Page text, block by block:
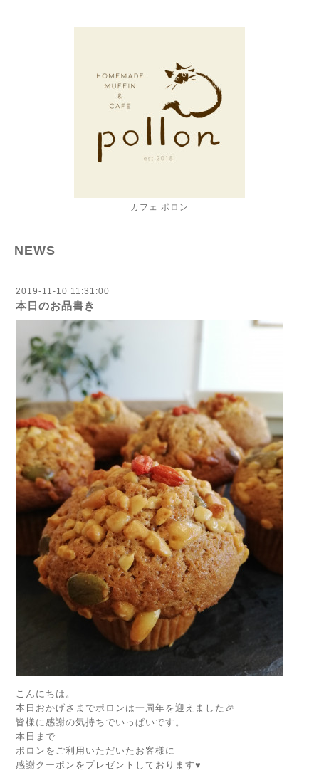
カフェ ポロン
NEWS
2019-11-10 11:31:00
本日のお品書き
こんにちは。
本日おかげさまでポロンは一周年を迎えました🎉
皆様に感謝の気持ちでいっぱいです。
本日まで
ポロンをご利用いただいたお客様に
感謝クーポンをプレゼントしております♥️